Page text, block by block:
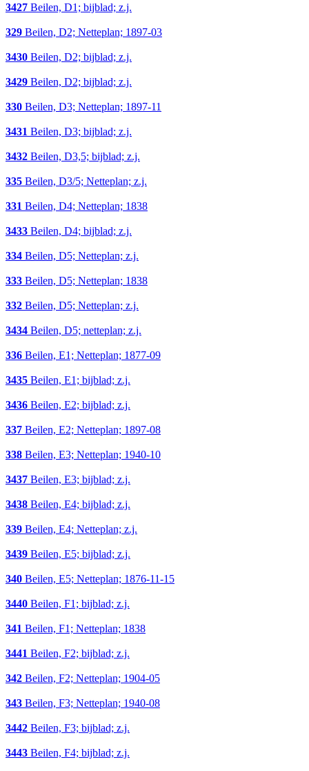
3427 Beilen, D1; bijblad; z.j.
329 Beilen, D2; Netteplan; 1897-03
3430 Beilen, D2; bijblad; z.j.
3429 Beilen, D2; bijblad; z.j.
330 Beilen, D3; Netteplan; 1897-11
3431 Beilen, D3; bijblad; z.j.
3432 Beilen, D3,5; bijblad; z.j.
335 Beilen, D3/5; Netteplan; z.j.
331 Beilen, D4; Netteplan; 1838
3433 Beilen, D4; bijblad; z.j.
334 Beilen, D5; Netteplan; z.j.
333 Beilen, D5; Netteplan; 1838
332 Beilen, D5; Netteplan; z.j.
3434 Beilen, D5; netteplan; z.j.
336 Beilen, E1; Netteplan; 1877-09
3435 Beilen, E1; bijblad; z.j.
3436 Beilen, E2; bijblad; z.j.
337 Beilen, E2; Netteplan; 1897-08
338 Beilen, E3; Netteplan; 1940-10
3437 Beilen, E3; bijblad; z.j.
3438 Beilen, E4; bijblad; z.j.
339 Beilen, E4; Netteplan; z.j.
3439 Beilen, E5; bijblad; z.j.
340 Beilen, E5; Netteplan; 1876-11-15
3440 Beilen, F1; bijblad; z.j.
341 Beilen, F1; Netteplan; 1838
3441 Beilen, F2; bijblad; z.j.
342 Beilen, F2; Netteplan; 1904-05
343 Beilen, F3; Netteplan; 1940-08
3442 Beilen, F3; bijblad; z.j.
3443 Beilen, F4; bijblad; z.j.